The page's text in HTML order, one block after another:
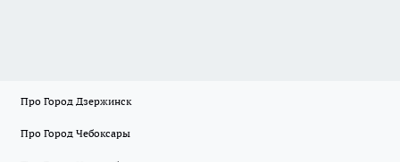
Про Город Дзержинск
Про Город Чебоксары